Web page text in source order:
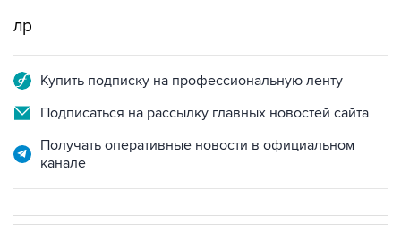
лр
Купить подписку на профессиональную ленту
Подписаться на рассылку главных новостей сайта
Получать оперативные новости в официальном
канале